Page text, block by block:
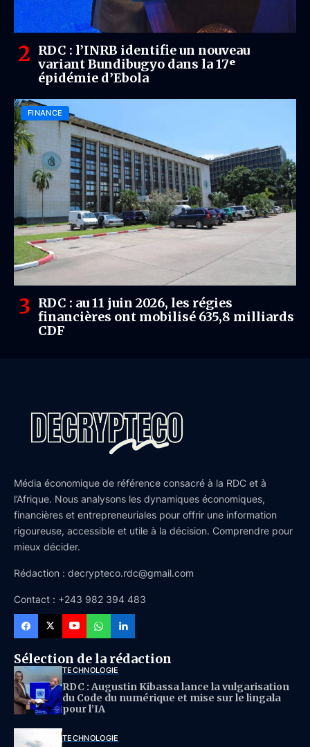
RDC : l’INRB identifie un nouveau
variant Bundibugyo dans la 17ᵉ
épidémie d’Ebola
FINANCE
RDC : au 11 juin 2026, les régies
financières ont mobilisé 635,8 milliards
CDF
Média économique de référence consacré à la RDC et à
l’Afrique. Nous analysons les dynamiques économiques,
financières et entrepreneuriales pour offrir une information
rigoureuse, accessible et utile à la décision. Comprendre pour
mieux décider.
Rédaction : decrypteco.rdc@gmail.com
Contact : +243 982 394 483
Sélection de la rédaction
TECHNOLOGIE
RDC : Augustin Kibassa lance la vulgarisation
du Code du numérique et mise sur le lingala
pour l’IA
TECHNOLOGIE